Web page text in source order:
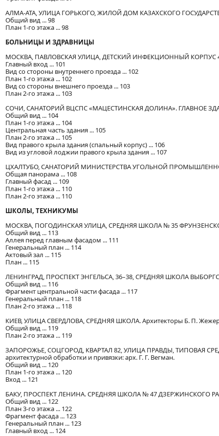
АЛМА-АТА, УЛИЦА ГОРЬКОГО, ЖИЛОЙ ДОМ КАЗАХСКОГО
Общий вид ... 98
План 1-го этажа ... 98
БОЛЬНИЦЫ И ЗДРАВНИЦЫ
МОСКВА, ПАВЛОВСКАЯ УЛИЦА, ДЕТСКИЙ ИНФЕКЦИОННЫЙ КОРПУС
Главный вход ... 101
Вид со стороны внутреннего проезда ... 102
План 1-го этажа ... 102
Вид со стороны внешнего проезда ... 103
План 2-го этажа ... 10З
СОЧИ, САНАТОРИЙ ВЦСПС «МАЦЕСТИНСКАЯ ДОЛИНА». ГЛАВНОЕ
Общий вид ... 104
План 1-го этажа ... 104
Центральная часть здания ... 105
План 2-го этажа ... 105
Вид правого крыла здания (спальный корпус) ... 106
Вид из угловой лоджии правого крыла здания ... 107
ЦХАЛТУБО, САНАТОРИЙ МИНИСТЕРСТВА УГОЛЬНОЙ
Общая панорама ... 108
Главный фасад ... 109
План 1-го этажа ... 110
План 2-го этажа ... 110
ШКОЛЫ, ТЕХНИКУМЫ
МОСКВА, ПОГОДИНСКАЯ УЛИЦА, СРЕДНЯЯ ШКОЛА № 35
Общий вид ... 113
Аллея перед главным фасадом ... 111
Генеральный план ... 114
Актовый зал ... 115
План ... 115
ЛЕНИНГРАД, ПРОСПЕКТ ЭНГЕЛЬСА, 36–38, СРЕДНЯЯ ШКОЛА
Общий вид ... 116
Фрагмент центральной части фасада ... 117
Генеральный план ... 118
План 2-го этажа ... 118
КИЕВ, УЛИЦА СВЕРДЛОВА, СРЕДНЯЯ ШКОЛА. Архитекторы Б. П.
Общий вид ... 119
План 2-го этажа ... 119
ЗАПОРОЖЬЕ, СОЦГОРОД, КВАРТАЛ 82, УЛИЦА ПРАВДЫ, ТИПОВАЯ
архитектурной обработки и привязки: арх. Г. Г. Вегман.
Общий вид ... 120
План 1-го этажа ... 120
Вход ... 121
БАКУ, ПРОСПЕКТ ЛЕНИНА. СРЕДНЯЯ ШКОЛА № 47 ДЗЕРЖИНСКОГО
Общий вид ... 122
План 3-го этажа ... 122
Фрагмент фасада ... 123
Генеральный план ... 123
Главный вход ... 124